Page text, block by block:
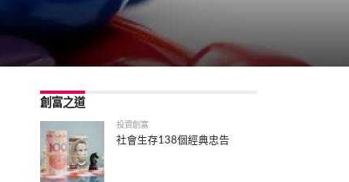
創富之道
投資創富
社會生存138個經典忠告